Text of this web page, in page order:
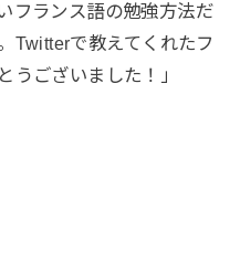
フランス語の勉強方法だ
Twitterで教えてくれたフ
うございました！」